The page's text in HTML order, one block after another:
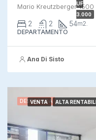
UF
3.000
Mario Kreutzberger 1500
2 2 54m2.
DEPARTAMENTO
Ana Di Sisto
DESTACADA
VENTA ALTA